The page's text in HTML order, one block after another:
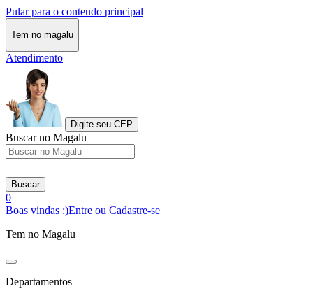
Pular para o conteudo principal
Tem no magalu
Atendimento
Digite seu CEP
Buscar no Magalu
Buscar
0
Boas vindas :)Entre ou Cadastre-se
Tem no Magalu
Departamentos